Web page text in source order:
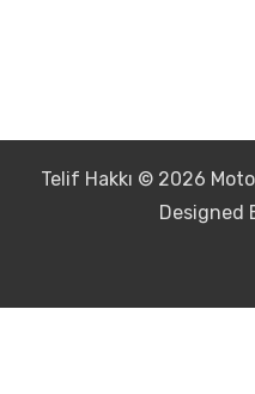
Telif Hakkı © 2026
Designed